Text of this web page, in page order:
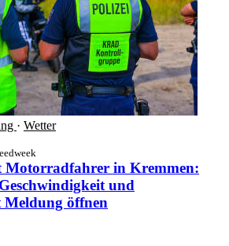
· Wetter
Motorradfahrer in Kremmen:
und
Meldung öffnen